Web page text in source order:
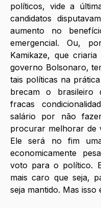
políticos, vide a
candidatos
aumento no
emergencial. Ou,
Kamikaze, que
governo Bolsonaro,
tais políticas na
brecam o brasileiro
fracas
salário por não
procurar melhorar de
Ele será no fim
economicamente
voto para o político.
mais caro que seja,
seja mantido. Mas isso